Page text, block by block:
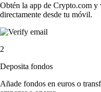
Obtén la app de Crypto.com
directamente desde tu móvil.
2
Deposita fondos
Añade fondos en euros o